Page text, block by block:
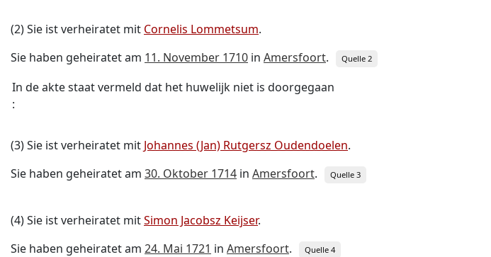
(2) Sie ist verheiratet mit Cornelis Lommetsum.
Sie haben geheiratet am 11. November 1710 in Amersfoort. Quelle 2
In de akte staat vermeld dat het huwelijk niet is doorgegaan
:
(3) Sie ist verheiratet mit Johannes (Jan) Rutgersz Oudendoelen.
Sie haben geheiratet am 30. Oktober 1714 in Amersfoort. Quelle 3
(4) Sie ist verheiratet mitSimon Jacobsz Keijser.
Sie haben geheiratet am 24. Mai 1721 in Amersfoort. Quelle 4